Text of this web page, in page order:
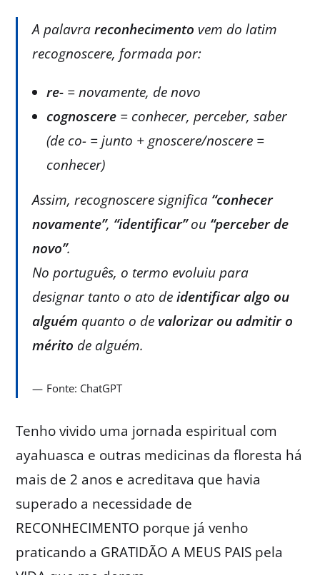
A palavrareconhecimento vem do latim
recognoscere, formada por:
re- = novamente, de novo
cognoscere = conhecer, perceber, saber
(de co- = junto + gnoscere/noscere =
conhecer)
Assim,recognosceresignifica “conhecer
novamente”, “identificar”ou “perceber de
novo”.
No português, o termo evoluiu para
designar tanto o ato deidentificar algo ou
alguém quanto o de valorizar ou admitir o
mérito de alguém.
Fonte: ChatGPT
Tenho vivido uma jornada espiritual com
ayahuasca e outras medicinas da floresta há
mais de 2 anos e acreditava que havia
superado a necessidade de
RECONHECIMENTO porque já venho
praticando a GRATIDÃO A MEUS PAIS pela